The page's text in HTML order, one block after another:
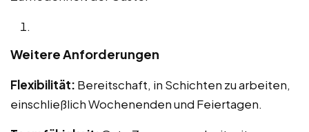
Weitere Anforderungen
Flexibilität: Bereitschaft, in Schichten zu arbeiten,
einschließlich Wochenenden und Feiertagen.